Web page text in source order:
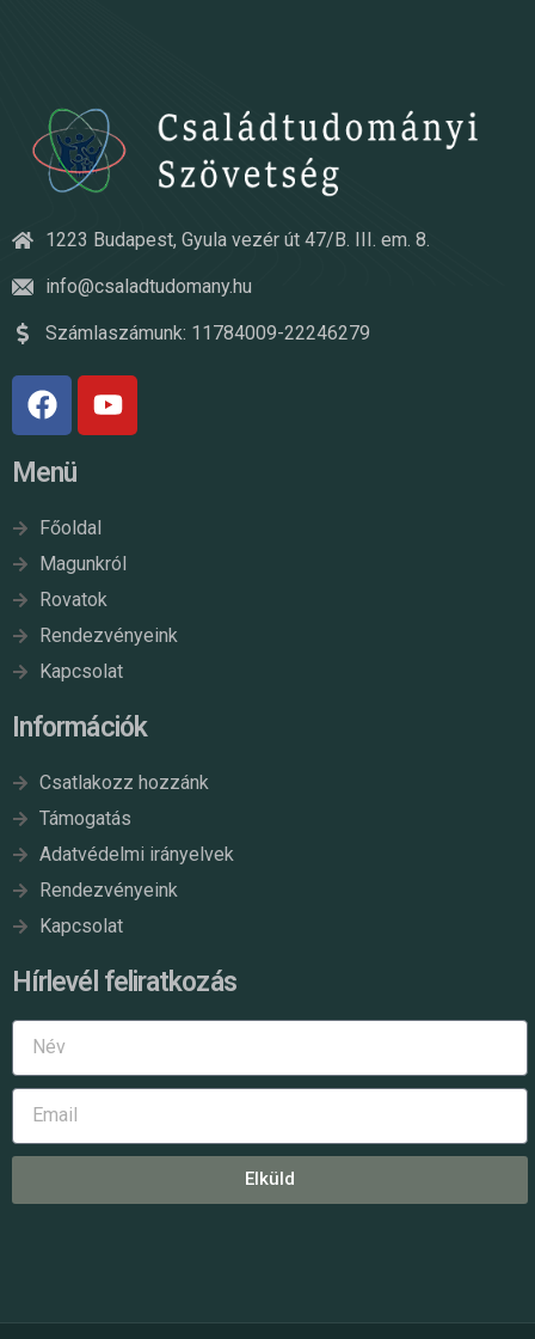
1223 Budapest, Gyula vezér út 47/B. III. em. 8.
info@csaladtudomany.hu
Számlaszámunk: 11784009-22246279
Menü
Főoldal
Magunkról
Rovatok
Rendezvényeink
Kapcsolat
Információk
Csatlakozz hozzánk
Támogatás
Adatvédelmi irányelvek
Rendezvényeink
Kapcsolat
Hírlevél feliratkozás
Elküld